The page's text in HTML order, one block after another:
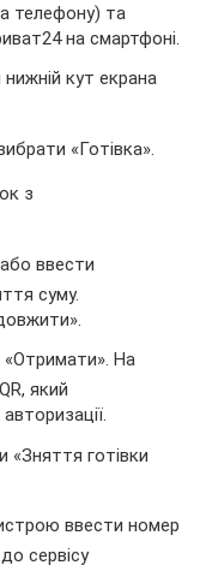
телефону) та
на смартфоні.
кут екрана
«Готівка».
з
ввести
суму.
На
який
«Зняття готівки
ввести номер
сервісу